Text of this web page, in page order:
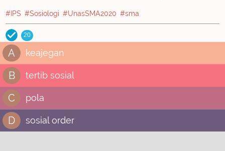
#IPS #Sosiologi #UnasSMA2020 #sma
20
A keajegan
B tertib sosial
C pola
D sosial order